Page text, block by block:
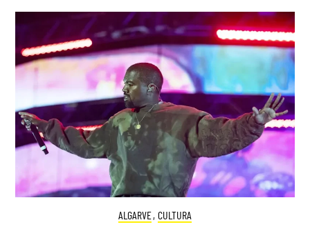
ALGARVE, CULTURA